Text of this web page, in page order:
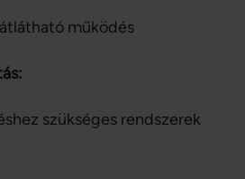
működés
szükséges rendszerek